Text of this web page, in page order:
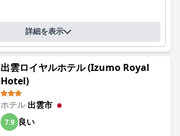
詳細を表示
出雲ロイヤルホテル (Izumo Royal
Hotel)
ホテル 出雲市
7.9 良い